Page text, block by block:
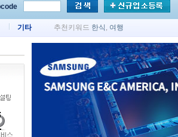
기타 추천키워드 한식 , 여행